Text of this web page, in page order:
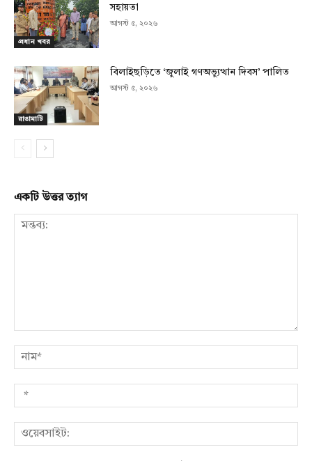
প্রধান খবর
সহায়তা
আগস্ট ৫, ২০২৬
রাঙামাটি
বিলাইছড়িতে ‘জুলাই গণঅভ্যুত্থান দিবস’ পালিত
আগস্ট ৫, ২০২৬
একটি উত্তর ত্যাগ